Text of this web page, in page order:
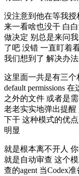
没注意到他在等我授
来一看啥也没干 白
做决定 别总是来问
了吧 没错 一直盯着
我们想到了 解决办
这里面一共是有三
default permissions
之外的文件 或者是
老老实实地弹出提
下干 这种模式的优
明显
就是根本离不开人
就是自动审查 这个
查的agent 当Codex